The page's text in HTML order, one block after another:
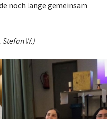
noch lange gemeinsam
Stefan W.)